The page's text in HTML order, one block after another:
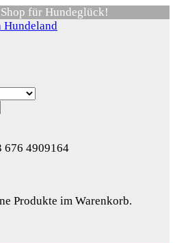
für Hundeglück!
676 4909164
Produkte im Warenkorb.